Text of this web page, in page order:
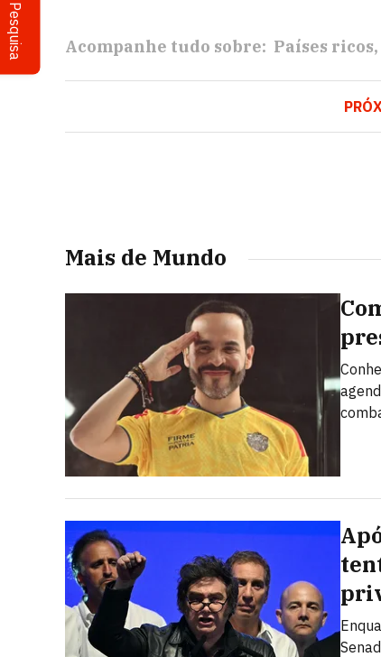
Pesquisa Acompanhe tudo sobre: Países ricos
Mais de Mundo